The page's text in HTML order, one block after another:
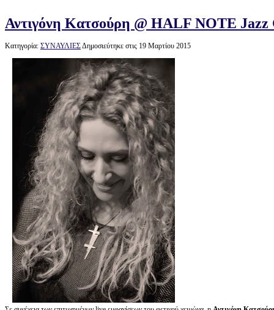
Αντιγόνη Κατσούρη @ HALF NOTE Jazz
Κατηγορία: ΣΥΝΑΥΛΙΕΣΔημοσιεύτηκε στις 19 Μαρτίου 2015